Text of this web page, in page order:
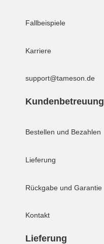
Fallbeispiele
Karriere
support@tameson.de
Kundenbetreuung
Bestellen und Bezahlen
Lieferung
Rückgabe und Garantie
Kontakt
Lieferung